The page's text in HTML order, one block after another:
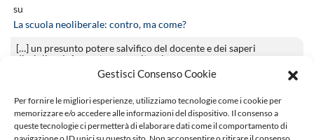
Gestisci Consenso Cookie
Per fornire le migliori esperienze, utilizziamo tecnologie come i cookie per
memorizzare e/o accedere alle informazioni del dispositivo. Il consenso a
queste tecnologie ci permetterà di elaborare dati come il comportamento di
su
La scuola neoliberale: contro, ma come?
[…] un presunto potere salvifico del docente e dei saperi
disciplinari. A questo proposito, si…
Eros Barone
su